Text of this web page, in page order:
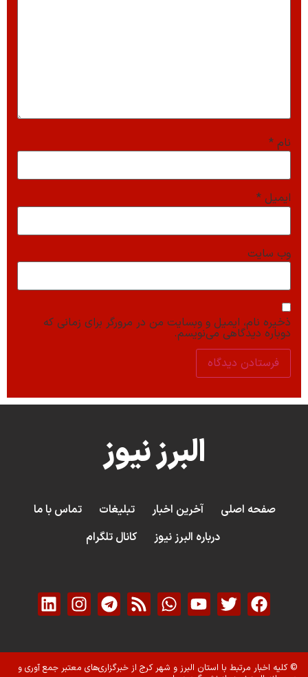
نام *
ایمیل *
وب‌ سایت
ذخیره نام، ایمیل و وبسایت من در مرورگر برای زمانی که
دوباره دیدگاهی می‌نویسم.
البرز نیوز
صفحه اصلی آخرین اخبار تبلیغات
تماس با ما
درباره البرز نیوز
کانال تلگرام
© کلیه اخبار مرتبط با استان البرز و شهر کرج از خبرگزاری‌های معتبر جمع آوری و